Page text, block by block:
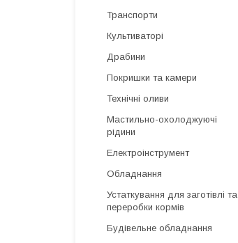
Транспорти
Культиваторі
Драбини
Покришки та камери
Технічні оливи
Мастильно-охолоджуючі
рідини
Електроінструмент
Обладнання
Устаткування для заготівлі та
переробки кормів
Будівельне обладнання